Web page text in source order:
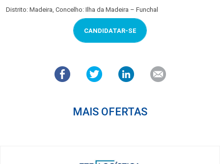
Distrito: Madeira, Concelho: Ilha da Madeira – Funchal
CANDIDATAR-SE
MAIS OFERTAS